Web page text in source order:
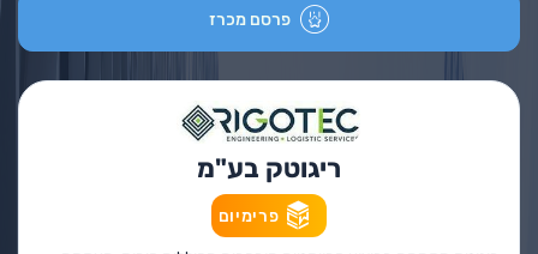
פרסם מכרז
ריגוטק בע"מ
פרימיום